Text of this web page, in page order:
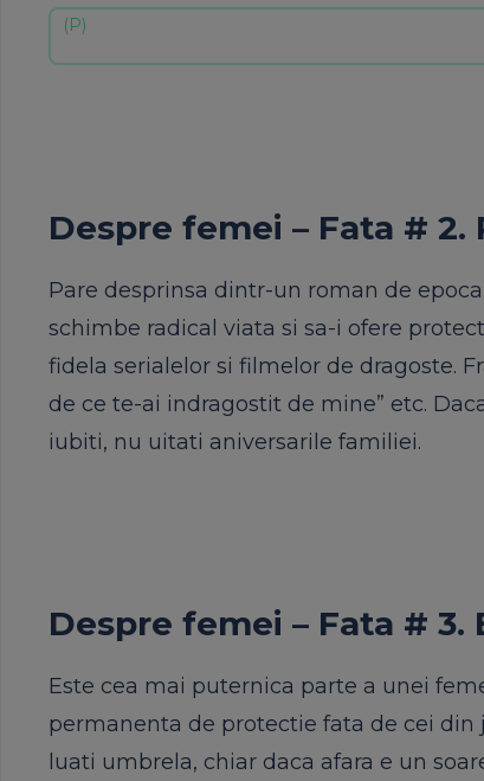
Despre femei – Fata # 2.
Pare desprinsa dintr-un roman de
schimbe radical viata si sa-i ofere
fidela serialelor si filmelor de dragoste.
de ce te-ai indragostit de mine” etc.
iubiti, nu uitati aniversarile familiei.
Despre femei – Fata # 3.
Este cea mai puternica parte a unei
permanenta de protectie fata de cei din
luati umbrela, chiar daca afara e un